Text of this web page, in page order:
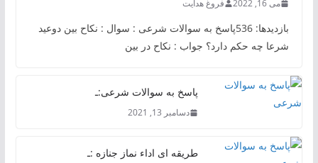
می 16, 2022 فروغ هدایت
بازدیدها: 536پاسخ به سوالات شرعی : سوال : نکاح بین دوعید
شرعا چه حکم دارد؟ جواب : نکاح در بین
پاسخ به سوالات شرعی:ـ
دسامبر 13, 2021
طریقه ای اداء نماز جنازه :ـ